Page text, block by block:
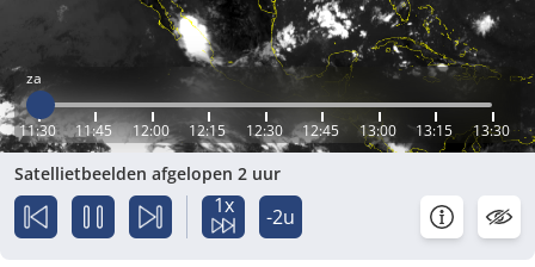
za
11:30 11:45 12:00 12:15 12:30 12:45 13:00 13:15 13:30
Satellietbeelden afgelopen 2 uur
1x -2u